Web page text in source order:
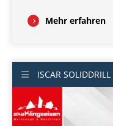
Mehr erfahren
ISCAR SOLIDDRILL